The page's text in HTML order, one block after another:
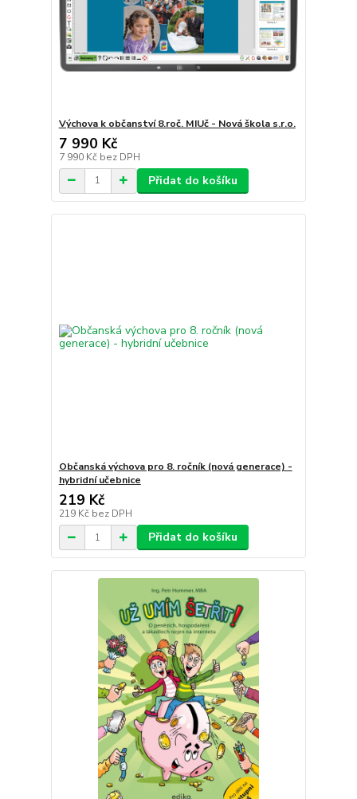
Výchova k občanství 8.roč. MIUč - Nová škola s.r.o.
7 990 Kč
7 990 Kč bez DPH
Přidat do košíku
Občanská výchova pro 8. ročník (nová generace) -
hybridní učebnice
219 Kč
219 Kč bez DPH
Přidat do košíku